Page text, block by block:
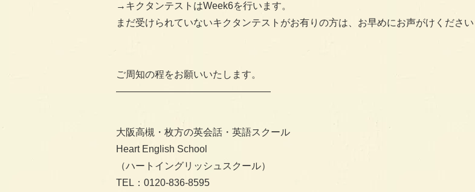
→キクタンテストはWeek6を行います。
まだ受けられていないキクタンテストがお有りの方は、お早めにお声がけください
ご周知の程をお願いいたします。
————————————————
大阪高槻・枚方の英会話・英語スクール
Heart English School
（ハートイングリッシュスクール）
TEL：0120-836-8595